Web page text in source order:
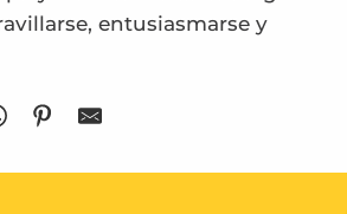
entusiasmarse y